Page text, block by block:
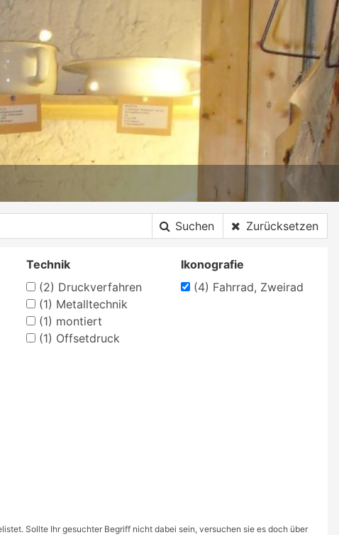
Suchen Zurücksetzen
Technik
(2) Druckverfahren
(1) Metalltechnik
(1) montiert
(1) Offsetdruck
Ikonografie
(4) Fahrrad, Zweirad
Sollte Ihr gesuchter Begriff nicht dabei sein, versuchen sie es doch über